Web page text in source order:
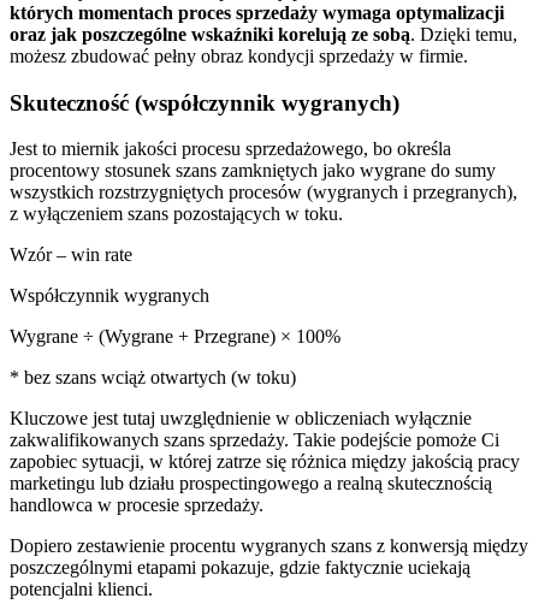
których momentach proces sprzedaży wymaga optymalizacji
oraz jak poszczególne wskaźniki korelują ze sobą. Dzięki temu,
możesz zbudować pełny obraz kondycji sprzedaży w firmie.
Skuteczność (współczynnik wygranych)
Jest to miernik jakości procesu sprzedażowego, bo określa
procentowy stosunek szans zamkniętych jako wygrane do sumy
wszystkich rozstrzygniętych procesów (wygranych i przegranych),
z wyłączeniem szans pozostających w toku.
Wzór – win rate
Współczynnik wygranych
Wygrane ÷ (Wygrane + Przegrane) × 100%
* bez szans wciąż otwartych (w toku)
Kluczowe jest tutaj uwzględnienie w obliczeniach wyłącznie
zakwalifikowanych szans sprzedaży. Takie podejście pomoże Ci
zapobiec sytuacji, w której zatrze się różnica między jakością pracy
marketingu lub działu prospectingowego a realną skutecznością
handlowca w procesie sprzedaży.
Dopiero zestawienie procentu wygranych szans z konwersją między
poszczególnymi etapami pokazuje, gdzie faktycznie uciekają
potencjalni klienci.